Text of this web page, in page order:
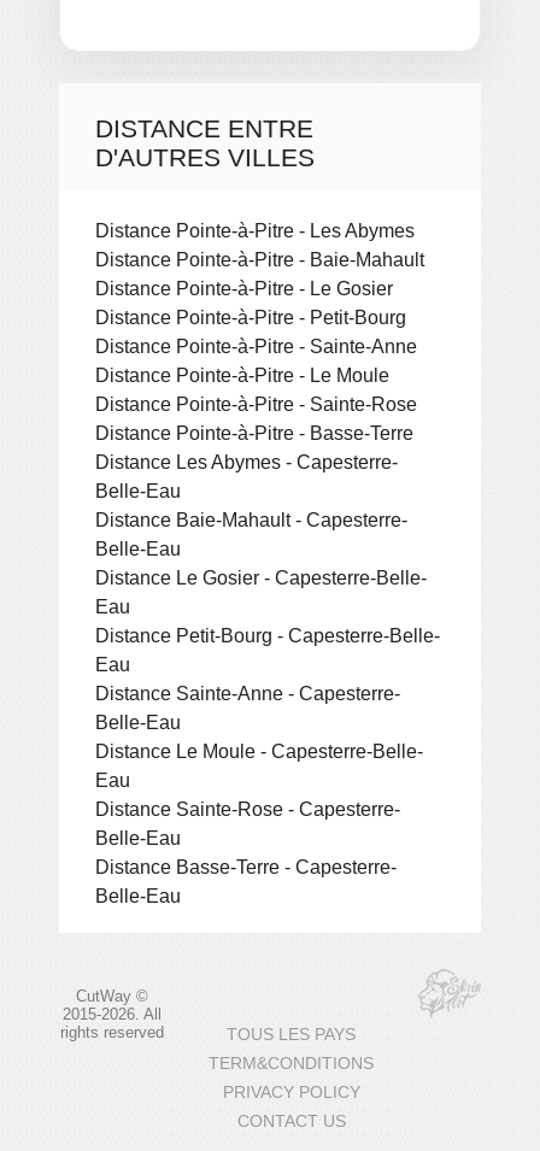
DISTANCE ENTRE
D'AUTRES VILLES
Distance Pointe-à-Pitre - Les Abymes
Distance Pointe-à-Pitre - Baie-Mahault
Distance Pointe-à-Pitre - Le Gosier
Distance Pointe-à-Pitre - Petit-Bourg
Distance Pointe-à-Pitre - Sainte-Anne
Distance Pointe-à-Pitre - Le Moule
Distance Pointe-à-Pitre - Sainte-Rose
Distance Pointe-à-Pitre - Basse-Terre
Distance Les Abymes - Capesterre-
Belle-Eau
Distance Baie-Mahault - Capesterre-
Belle-Eau
Distance Le Gosier - Capesterre-Belle-
Eau
Distance Petit-Bourg - Capesterre-Belle-
Eau
Distance Sainte-Anne - Capesterre-
Belle-Eau
Distance Le Moule - Capesterre-Belle-
Eau
Distance Sainte-Rose - Capesterre-
Belle-Eau
Distance Basse-Terre - Capesterre-
Belle-Eau
CutWay ©
2015-2026. All
rights reserved
TOUS LES PAYS
TERM&CONDITIONS
PRIVACY POLICY
CONTACT US